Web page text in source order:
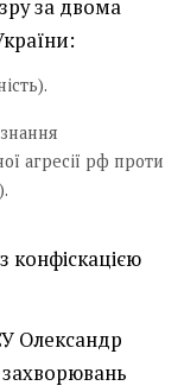
за двома
агресії рф проти
конфіскацією
Олександр